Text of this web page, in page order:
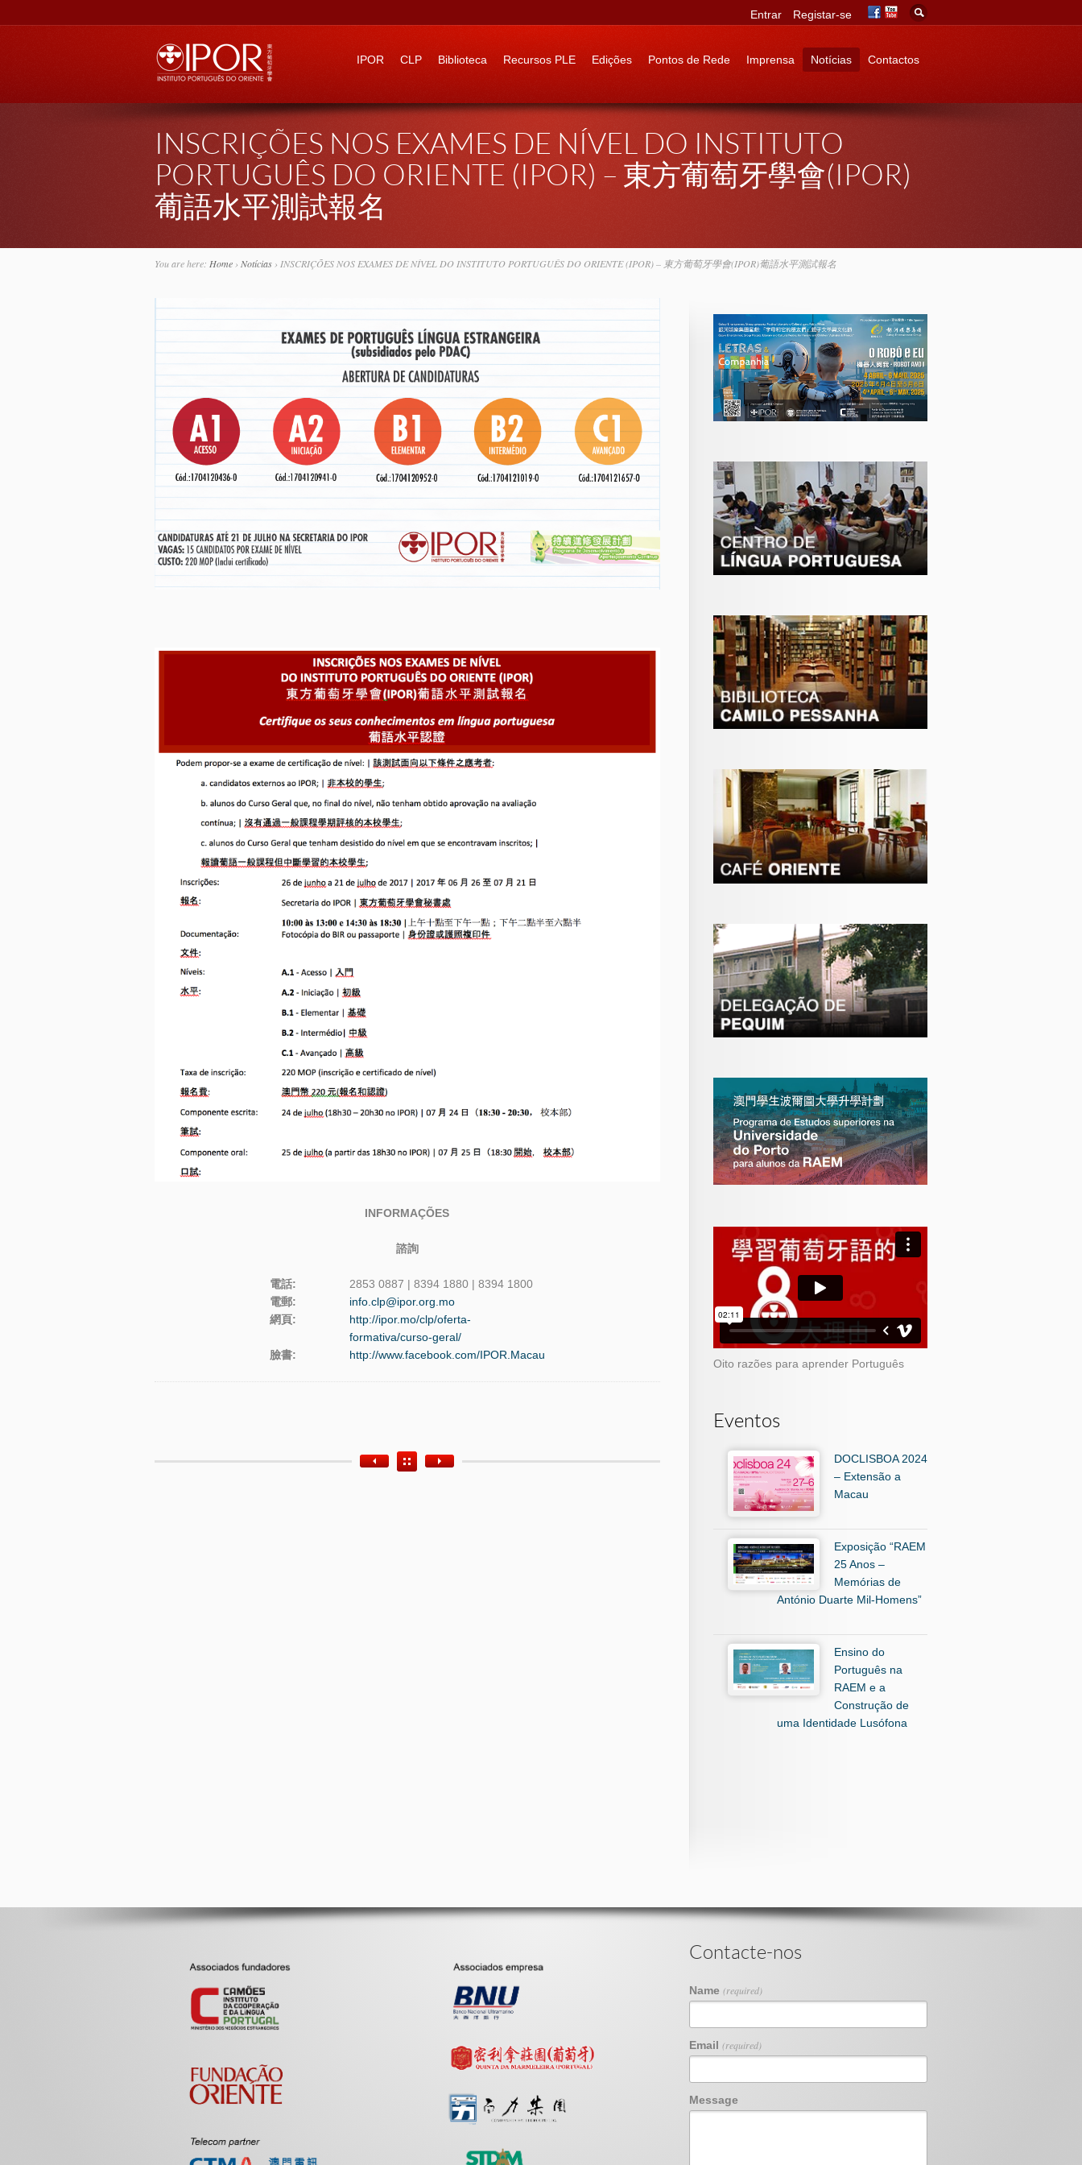
Go to:
IPOR CLP Biblioteca Recursos PLE Edições Pontos de Rede Imprensa Notícias Contactos
Entrar Registar-se
INSCRIÇÕES NOS EXAMES DE NÍVEL DO INSTITUTO
PORTUGUÊS DO ORIENTE (IPOR) – 東方葡萄牙學會(IPOR)
葡語水平測試報名
You are here: Home › Notícias › INSCRIÇÕES NOS EXAMES DE NÍVEL DO INSTITUTO PORTUGUÊS DO ORIENTE (IPOR) – 東方葡萄牙學會(IPOR)葡語水平測試報名
INFORMAÇÕES
諮詢
電話:
2853 0887 | 8394 1880 | 8394 1800
電郵:
info.clp@ipor.org.mo
網頁:
http://ipor.mo/clp/oferta-
formativa/curso-geral/
臉書: http://www.facebook.com/IPOR.Macau
Oito razões para aprender Português
Eventos
DOCLISBOA 2024
– Extensão a
Macau
Exposição “RAEM
25 Anos –
Memórias de
António Duarte Mil-Homens”
Ensino do
Português na
RAEM e a
Construção de
uma Identidade Lusófona
Contacte-nos
Name (required)
Email (required)
Message